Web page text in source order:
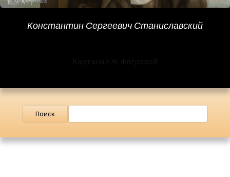
Константин Сергеевич Станиславский